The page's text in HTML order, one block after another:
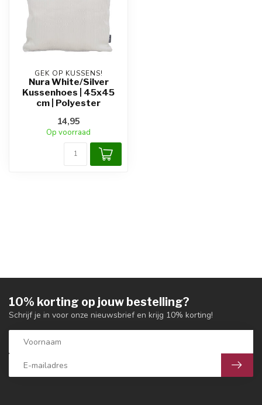
GEK OP KUSSENS!
Nura White/Silver
Kussenhoes | 45x45
cm | Polyester
14,95
Op voorraad
10% korting op jouw bestelling?
Schrijf je in voor onze nieuwsbrief en krijg 10% korting!